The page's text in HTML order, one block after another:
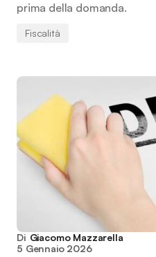
prima della domanda.
Fiscalità
Di Giacomo Mazzarella
5 Gennaio 2026